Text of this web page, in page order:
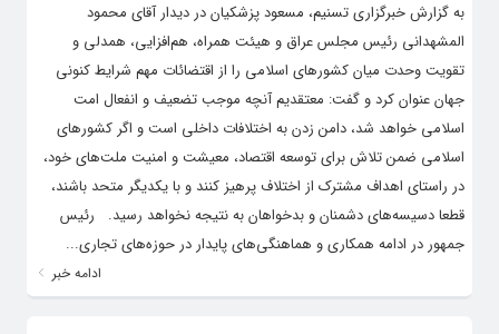
به گزارش خبرگزاری تسنیم، مسعود پزشکیان در دیدار آقای محمود
المشهدانى رئیس مجلس عراق و هیئت همراه، هم‌افزایی، همدلی و
تقویت وحدت میان کشورهای اسلامی را از اقتضائات مهم شرایط کنونی
جهان عنوان کرد و گفت: معتقدیم آنچه موجب تضعیف و انفعال امت
اسلامی خواهد شد، دامن زدن به اختلافات داخلی است و اگر کشورهای
اسلامی ضمن تلاش برای توسعه اقتصاد، معیشت و امنیت ملت‌های خود،
در راستای اهداف مشترک از اختلاف پرهیز کنند و با یکدیگر متحد باشند،
قطعا دسیسه‌های دشمنان و بدخواهان به نتیجه نخواهد رسید. رئیس
جمهور در ادامه همکاری و هماهنگی‌های پایدار در حوزه‌های تجاری...
ادامه خبر